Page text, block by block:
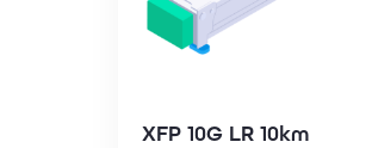
XFP 10G LR 10km